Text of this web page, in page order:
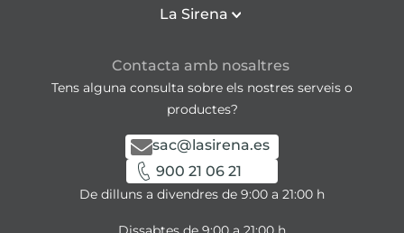
La Sirena
Contacta amb nosaltres
Tens alguna consulta sobre els nostres serveis o
productes?
sac@lasirena.es
900 21 06 21
De dilluns a divendres de 9:00 a 21:00 h